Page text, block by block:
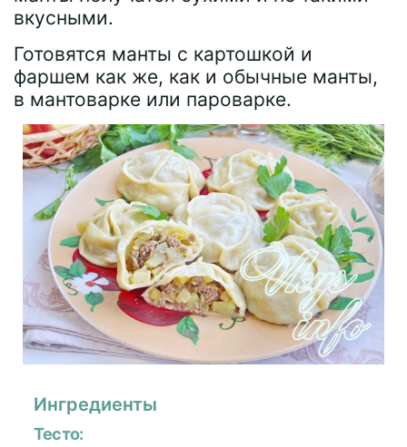
вкусными.
Готовятся манты с картошкой и
фаршем как же, как и обычные манты,
в мантоварке или пароварке.
Ингредиенты
Тесто: